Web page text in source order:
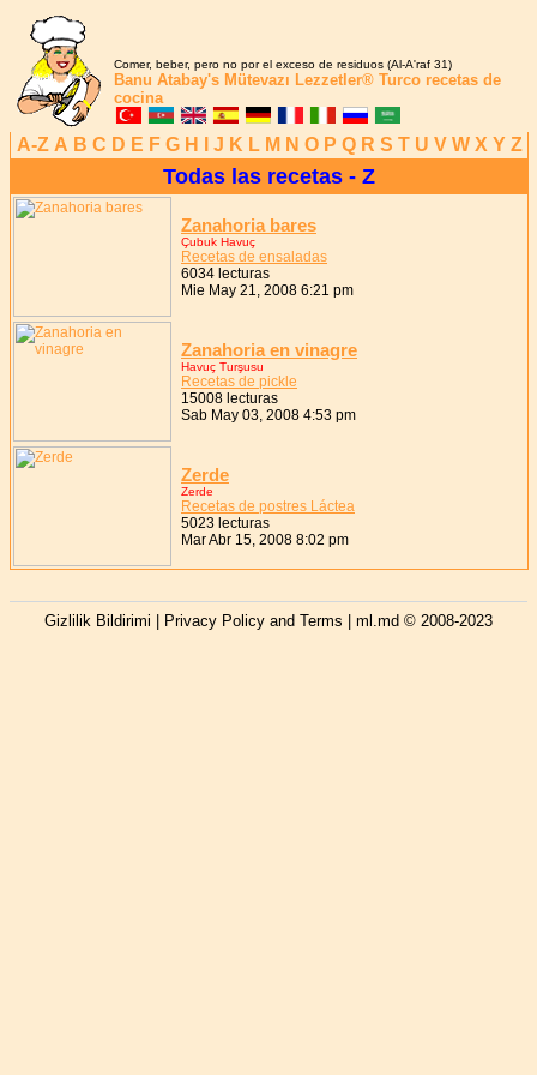
Comer, beber, pero no por el exceso de residuos (Al-A'raf 31)
Banu Atabay's Mütevazı Lezzetler® Turco recetas de
cocina
A-Z A B C D E F G H J K L M N O P Q R S T U V W X Y Z
Todas las recetas - Z
Zanahoria bares
Çubuk Havuç
Recetas de ensaladas
6034 lecturas
Mie May 21, 2008 6:21 pm
Zanahoria en vinagre
Havuç Turşusu
Recetas de pickle
15008 lecturas
Sab May 03, 2008 4:53 pm
Zerde
Zerde
Recetas de postres Láctea
5023 lecturas
Mar Abr 15, 2008 8:02 pm
Gizlilik Bildirimi | Privacy Policy and Terms | ml.md © 2008-2023